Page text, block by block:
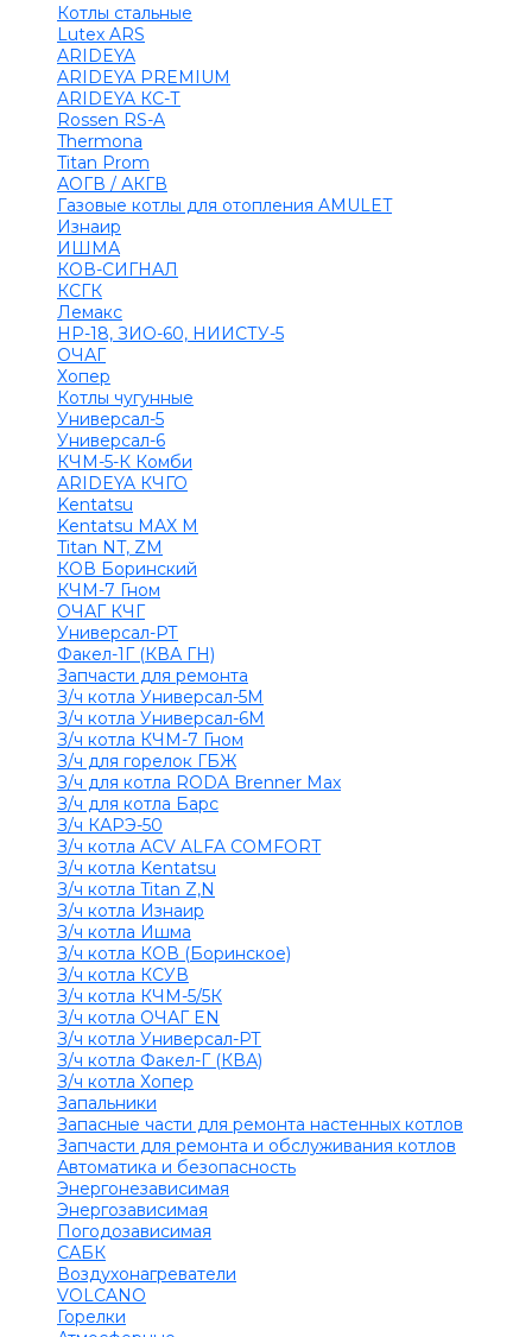
Котлы стальные
Lutex ARS
ARIDEYA
ARIDEYA PREMIUM
ARIDEYA КС-Т
Rossen RS-A
Thermona
Titan Prom
АОГВ / АКГВ
Газовые котлы для отопления AMULET
Изнаир
ИШМА
КОВ-СИГНАЛ
КСГК
Лемакс
НР-18, ЗИО-60, НИИСТУ-5
ОЧАГ
Хопер
Котлы чугунные
Универсал-5
Универсал-6
КЧМ-5-К Комби
ARIDEYA КЧГО
Kentatsu
Kentatsu MAX M
Titan NT, ZM
КОВ Боринский
КЧМ-7 Гном
ОЧАГ КЧГ
Универсал-РТ
Факел-1Г (КВА ГН)
Запчасти для ремонта
З/ч котла Универсал-5М
З/ч котла Универсал-6М
З/ч котла КЧМ-7 Гном
З/ч для горелок ГБЖ
З/ч для котла RODA Brenner Max
З/ч для котла Барс
З/ч КАРЭ-50
З/ч котла ACV ALFA COMFORT
З/ч котла Kentatsu
З/ч котла Titan Z,N
З/ч котла Изнаир
З/ч котла Ишма
З/ч котла КОВ (Боринское)
З/ч котла КСУВ
З/ч котла КЧМ-5/5К
З/ч котла ОЧАГ EN
З/ч котла Универсал-РТ
З/ч котла Факел-Г (КВА)
З/ч котла Хопер
Запальники
Запасные части для ремонта настенных котлов
Запчасти для ремонта и обслуживания котлов
Автоматика и безопасность
Энергонезависимая
Энергозависимая
Погодозависимая
САБК
Воздухонагреватели
VOLCANO
Горелки